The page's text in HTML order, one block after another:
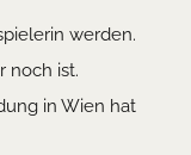
werden.
noch ist.
in Wien hat